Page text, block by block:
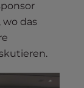
wo das